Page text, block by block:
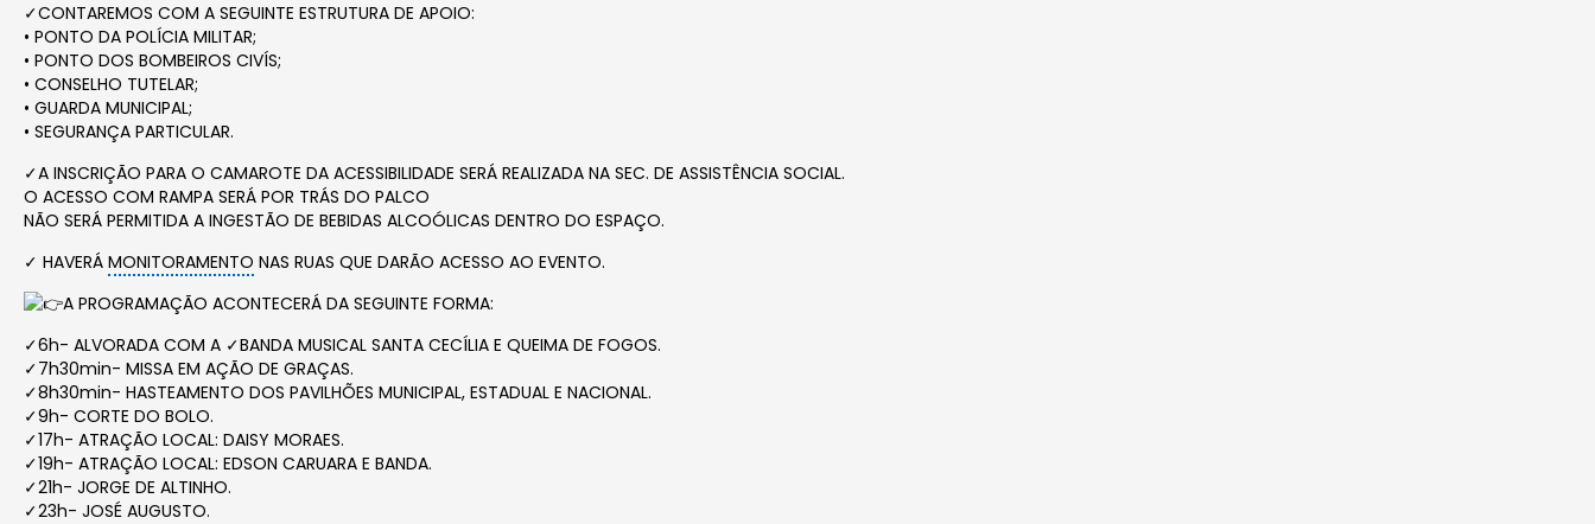
✓CONTAREMOS COM A SEGUINTE ESTRUTURA DE APOIO:
• PONTO DA POLÍCIA MILITAR;
• PONTO DOS BOMBEIROS CIVÍS;
• CONSELHO TUTELAR;
• GUARDA MUNICIPAL;
• SEGURANÇA PARTICULAR.
✓A INSCRIÇÃO PARA O CAMAROTE DA ACESSIBILIDADE SERÁ REALIZADA NA SEC. DE ASSISTÊNCIA SOCIAL.
O ACESSO COM RAMPA SERÁ POR TRÁS DO PALCO
NÃO SERÁ PERMITIDA A INGESTÃO DE BEBIDAS ALCOÓLICAS DENTRO DO ESPAÇO.
✓ HAVERÁMONITORAMENTO NAS RUAS QUE DARÃO ACESSO AO EVENTO.
A PROGRAMAÇÃO ACONTECERÁ DA SEGUINTE FORMA:
✓6h- ALVORADA COM A ✓BANDA MUSICAL SANTA CECÍLIA E QUEIMA DE FOGOS.
✓7h30min- MISSA EM AÇÃO DE GRAÇAS.
✓8h30min- HASTEAMENTO DOS PAVILHÕES MUNICIPAL, ESTADUAL E NACIONAL.
✓9h- CORTE DO BOLO.
✓17h- ATRAÇÃO LOCAL: DAISY MORAES.
✓19h- ATRAÇÃO LOCAL: EDSON CARUARA E BANDA.
✓21h- JORGE DE ALTINHO.
✓23h- JOSÉ AUGUSTO.